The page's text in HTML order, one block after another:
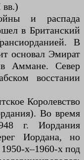
и распада
в Британский
В
основал Эмират
в Аммане. Север
восстании
Королевство
Во время
г. Иордания
Иордана, но
х–1960-х под